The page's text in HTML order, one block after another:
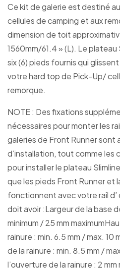
Ce kit de galerie est destiné
cellules de camping et aux
dimension de toit
1560mm/61.4 » (L). Le plateau
six (6) pieds fournis qui
votre hard top de Pick-Up/
remorque.
NOTE : Des fixations
nécessaires pour monter les
galeries de Front Runner sont
d’installation, tout comme les
pour installer le plateau
que les pieds Front Runner et
fonctionnent avec votre rail d’
doit avoir :Largeur de la base
minimum / 25 mm
rainure : min. 6.5 mm / max. 10
de la rainure : min. 8.5 mm /
l’ouverture de la rainure : 2